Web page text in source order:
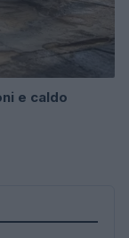
e caldo